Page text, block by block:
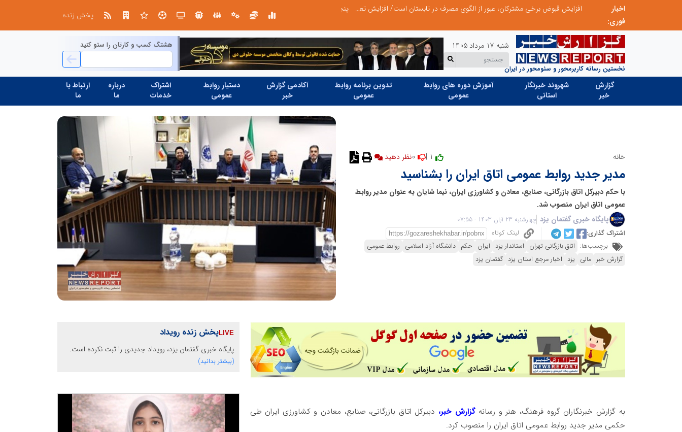
اخبار
فوری:
پنجمین مانور سراسری «صد شب، صد بازدید» به میزبانی منطقه برق چهاردانگه شانزدهمین مانور سراسری طرح مهتاب در استان تهران به میزبانی منطقه برق لواسان
پخش زنده
نخستین رسانه کاربرمحور و سئومحور در ایران
شنبه 17 مرداد 1405 هشتگ کسب و کارتان را سئو کنید
گزارش
خبر
شهروند خبرنگار
استانی
آموزش دوره های روابط
عمومی
تدوین برنامه روابط
عمومی
آکادمی گزارش
خبر
دستیار روابط
عمومی
اشتراک
خدمات
درباره
ما
ارتباط با
ما
خانه نظر دهید
مدیر جدید روابط عمومی اتاق ایران را بشناسید
با حکم دبیرکل اتاق بازرگانی، صنایع، معادن و کشاورزی ایران، نیما شایان به عنوان مدیر روابط
عمومی اتاق ایران منصوب شد.
پایگاه خبری گفتمان یزد چهارشنبه 23 آبان 1403 - 07:55
اشتراک گذاری:
لینک کوتاه
برچسب‌ها: اتاق بازرگانی تهران استاندار یزد ایران حکم دانشگاه آزاد اسلامی روابط عمومی
گزارش خبر مالی یزد اخبار مرجع استان یزد گفتمان یزد
به گزارش خبرنگاران گروه فرهنگ، هنر و رسانهگزارش خبر، دبیرکل اتاق بازرگانی، صنایع، معادن و کشاورزی ایران طی
حکمی مدیر جدید روابط عمومی اتاق ایران را منصوب کرد.
پخش زنده رویداد
پایگاه خبری گفتمان یزد، رویداد جدیدی را ثبت نکرده است.
(بیشتر بدانید)